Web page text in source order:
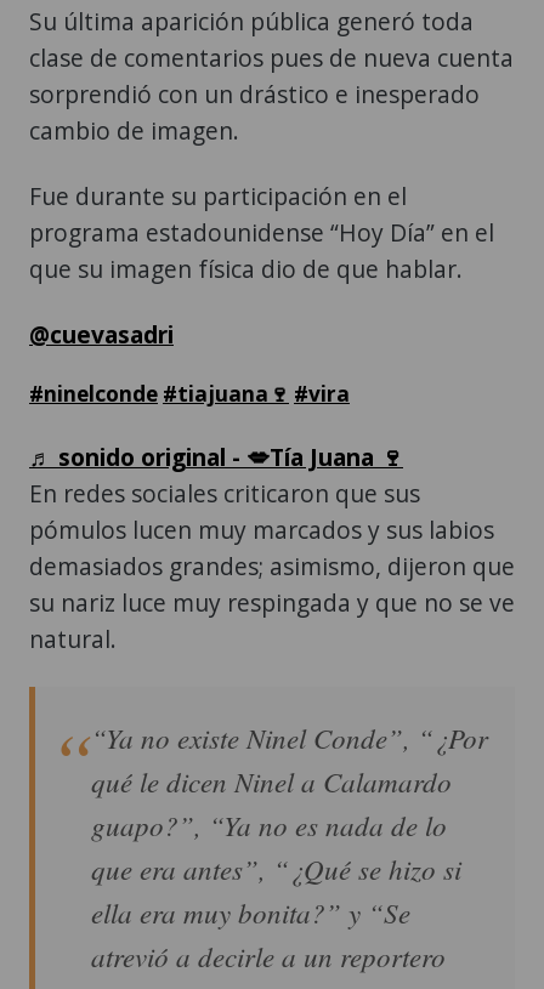
Su última aparición pública generó toda
clase de comentarios pues de nueva cuenta
sorprendió con un drástico e inesperado
cambio de imagen.
Fue durante su participación en el
programa estadounidense “Hoy Día” en el
que su imagen física dio de que hablar.
@cuevasadri
#ninelconde #tiajuana🍷 #vira
♬ sonido original - 💋Tía Juana 🍷
En redes sociales criticaron que sus
pómulos lucen muy marcados y sus labios
demasiados grandes; asimismo, dijeron que
su nariz luce muy respingada y que no se ve
natural.
“Ya no existe Ninel Conde”, “¿Por
qué le dicen Ninel a Calamardo
guapo?”, “Ya no es nada de lo
que era antes”, “¿Qué se hizo si
ella era muy bonita?” y “Se
atrevió a decirle a un reportero